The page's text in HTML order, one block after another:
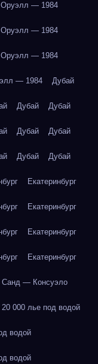
— 1984
— 1984
— 1984
— 1984 Дубай
Дубай Дубай
Дубай Дубай
Дубай Дубай
Екатеринбург
Екатеринбург
Екатеринбург
Екатеринбург
— Консуэло
000 лье под водой
водой
водой